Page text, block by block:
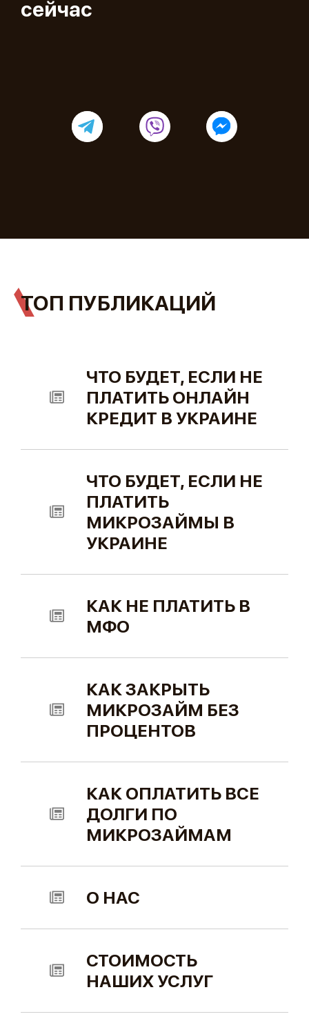
сейчас
ТОП ПУБЛИКАЦИЙ
ЧТО БУДЕТ, ЕСЛИ НЕ
ПЛАТИТЬ ОНЛАЙН
КРЕДИТ В УКРАИНЕ
ЧТО БУДЕТ, ЕСЛИ НЕ
ПЛАТИТЬ
МИКРОЗАЙМЫ В
УКРАИНЕ
КАК НЕ ПЛАТИТЬ В
МФО
КАК ЗАКРЫТЬ
МИКРОЗАЙМ БЕЗ
ПРОЦЕНТОВ
КАК ОПЛАТИТЬ ВСЕ
ДОЛГИ ПО
МИКРОЗАЙМАМ
О НАС
СТОИМОСТЬ
НАШИХ УСЛУГ